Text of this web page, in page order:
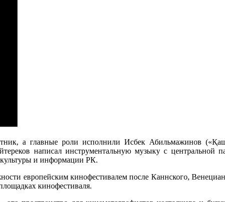
а главные роли исполнили Исбек Абильмажинов
написал инструментальную музыку с
и информации РК.
европейским кинофестивалем после Каннского,
кинофестиваля.